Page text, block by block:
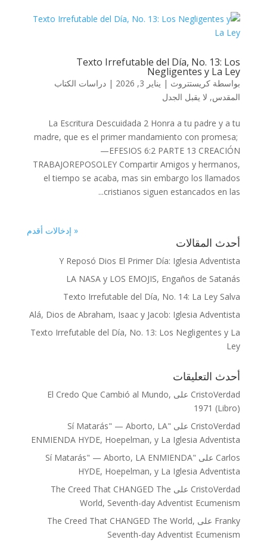
Texto Irrefutable del Día, No. 13: Los
Negligentes y La Ley
بواسطة كريستتروث | يناير 3, 2026 | دراسات الكتاب
المقدس, لا يقبل الجدل
La Escritura Descuidada 2 Honra a tu padre y a tu
madre, que es el primer mandamiento con promesa;
—EFESIOS 6:2 PARTE 13 CREACIÓN
TRABAJOREPOSOLEY Compartir Amigos y hermanos,
el tiempo se acaba, mas sin embargo los llamados
cristianos siguen estancados en las...
« إدخالات أقدم
أحدث المقالات
Y Reposó Dios El Primer Día: Iglesia Adventista
LA NASA y LOS EMOJIS, Engaños de Satanás
Texto Irrefutable del Día, No. 14: La Ley Salva
Alá, Dios de Abraham, Isaac y Jacob: Iglesia Adventista
Texto Irrefutable del Día, No. 13: Los Negligentes y La
Ley
أحدث التعليقات
CristoVerdad على El Credo Que Cambió al Mundo,
1971 (Libro)
CristoVerdad على "Sí Matarás" — Aborto, LA
ENMIENDA HYDE, Hoepelman, y La Iglesia Adventista
Carlos على "Sí Matarás" — Aborto, LA ENMIENDA
HYDE, Hoepelman, y La Iglesia Adventista
CristoVerdad على The Creed That CHANGED The
World, Seventh-day Adventist Ecumenism
Franky على The Creed That CHANGED The World,
Seventh-day Adventist Ecumenism